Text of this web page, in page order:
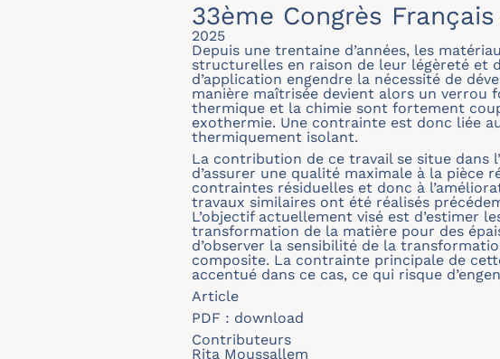
33ème Congrès
2025
Depuis une trentaine d’années, les
structurelles en raison de leur légèreté et
d’application engendre la nécessité de
manière maîtrisée devient alors un
thermique et la chimie sont fortement
exothermie. Une contrainte est donc liée
thermiquement isolant.
La contribution de ce travail se situe dans
d’assurer une qualité maximale à la
contraintes résiduelles et donc à
travaux similaires ont été réalisés
L’objectif actuellement visé est
transformation de la matière pour des
d’observer la sensibilité de la
composite. La contrainte principale de
accentué dans ce cas, ce qui risque
Article
PDF : download
Contributeurs
Rita Moussallem